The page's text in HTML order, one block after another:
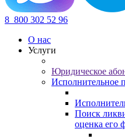
8 800 302 52 96
О нас
Услуги
Юридическое
Исполнительное
Поиск
оценка его